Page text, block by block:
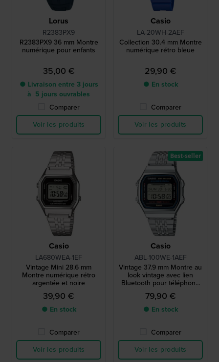
Lorus
R2383PX9
R2383PX9 36 mm Montre
numérique pour enfants
35,00 €
● Livraison entre 3 jours
à 5 jours ouvrables
Comparer
Voir les produits
Casio
LA-20WH-2AEF
Collection 30.4 mm Montre
numérique rétro bleue
29,90 €
● En stock
Comparer
Voir les produits
Casio
LA680WEA-1EF
Vintage Mini 28.6 mm
Montre numérique rétro
argentée et noire
39,90 €
● En stock
Comparer
Voir les produits
Casio
ABL-100WE-1AEF
Vintage 37.9 mm Montre au
look vintage avec lien
Bluetooth pour téléphone
intelligent
79,90 €
● En stock
Comparer
Voir les produits
Best-seller